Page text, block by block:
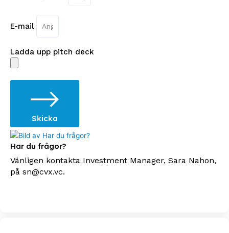
E-mail
Ladda upp pitch deck
Skicka
Har du frågor?
Vänligen kontakta Investment Manager, Sara Nahon,
på sn@cvx.vc.